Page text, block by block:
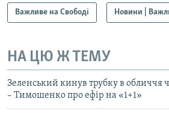
Важливе на Свободі Новини |
НА ЦЮ Ж ТЕМУ
Зеленський кинув трубку в обличчя
– Тимошенко про ефір на «1+1»